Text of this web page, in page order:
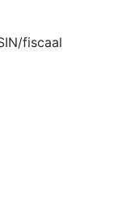
fiscaal